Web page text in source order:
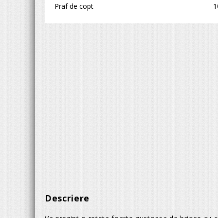
Praf de copt
Descriere